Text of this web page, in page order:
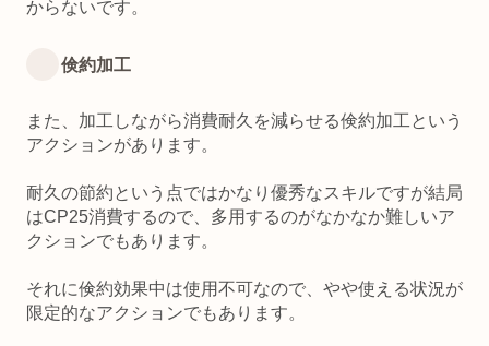
からないです。
倹約加工
また、加工しながら消費耐久を減らせる倹約加工という
アクションがあります。
耐久の節約という点ではかなり優秀なスキルですが結局
はCP25消費するので、多用するのがなかなか難しいア
クションでもあります。
それに倹約効果中は使用不可なので、やや使える状況が
限定的なアクションでもあります。